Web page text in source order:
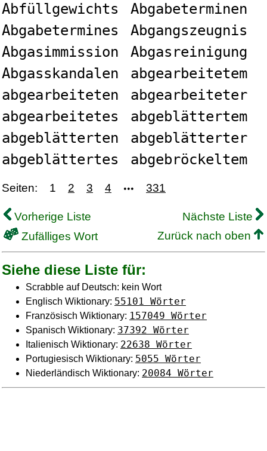
Abfüllgewichts
Abgabeterminen
Abgabetermines
Abgangszeugnis
Abgasimmission
Abgasreinigung
Abgasskandalen
abgearbeitetem
abgearbeiteten
abgearbeiteter
abgearbeitetes
abgeblättertem
abgeblätterten
abgeblätterter
abgeblättertes
abgebröckeltem
Seiten: 1 2 3 4 ••• 331
Vorherige Liste
Nächste Liste
Zufälliges Wort
Zurück nach oben
Siehe diese Liste für:
Scrabble auf Deutsch: kein Wort
Englisch Wiktionary: 55101 Wörter
Französisch Wiktionary: 157049 Wörter
Spanisch Wiktionary: 37392 Wörter
Italienisch Wiktionary: 22638 Wörter
Portugiesisch Wiktionary: 5055 Wörter
Niederländisch Wiktionary: 20084 Wörter